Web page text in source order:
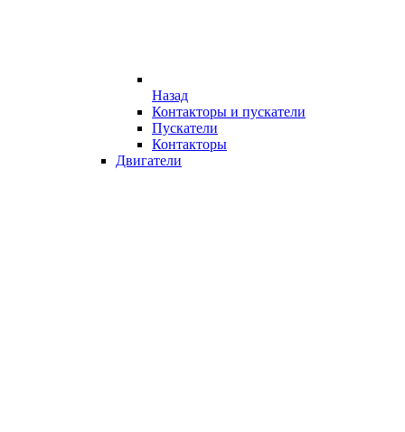
Назад
Контакторы и пускатели
Пускатели
Контакторы
Двигатели